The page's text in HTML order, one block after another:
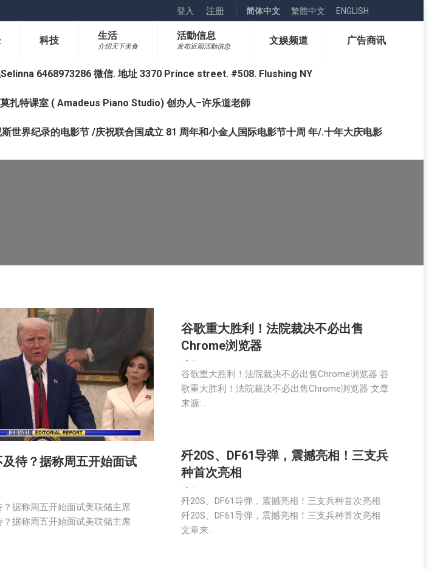
登入 注册 简体中文 繁體中文 ENGLISH
科技 生活
介绍天下美食
活動信息
发布近期活動信息
文娱频道 广告商讯
6468973286 微信. 地址 3370 Prince street. #508. Flushing NY
扎特课室 ( Amadeus Piano Studio) 创办人–许乐道老師
世界纪录的电影节 /庆祝联合国成立 81 周年和小金人国际电影节十周 年/.十年大庆电影
待？据称周五开始面试
据称周五开始面试美联储主席
据称周五开始面试美联储主席
谷歌重大胜利！法院裁决不必出售
Chrome浏览器
谷歌重大胜利！法院裁决不必出售Chrome浏览器 谷
歌重大胜利！法院裁决不必出售Chrome浏览器 文章
来源:…
歼20S、DF61导弹，震撼亮相！三支兵
种首次亮相
歼20S、DF61导弹，震撼亮相！三支兵种首次亮相
歼20S、DF61导弹，震撼亮相！三支兵种首次亮相
文章来…